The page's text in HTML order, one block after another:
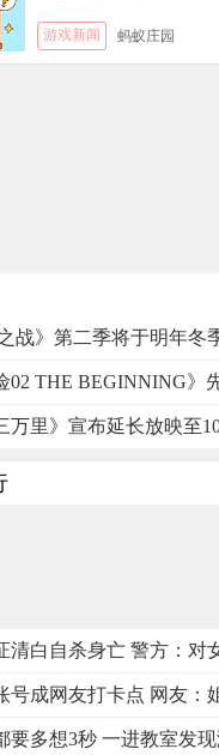
游戏新闻 蚂蚁庄园
战》第二季将于明年冬
02 THE BEGINNING》
万里》宣布延长放映至
清白自杀身亡 警方：对
号成网友打卡点 网友：
要多想3秒 一进教室发